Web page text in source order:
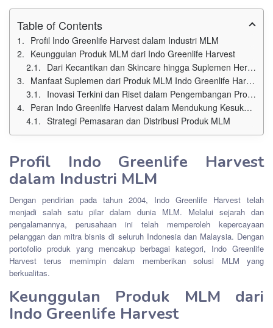
Table of Contents
Profil Indo Greenlife Harvest dalam Industri MLM
Keunggulan Produk MLM dari Indo Greenlife Harvest
Dari Kecantikan dan Skincare hingga Suplemen Herbal: Ragam Produk Unggulan
Manfaat Suplemen dari Produk MLM Indo Greenlife Harvest
Inovasi Terkini dan Riset dalam Pengembangan Produk MLM
Peran Indo Greenlife Harvest dalam Mendukung Kesuksesan Mitra MLM
Strategi Pemasaran dan Distribusi Produk MLM
Profil Indo Greenlife Harvest
dalam Industri MLM
Dengan pendirian pada tahun 2004, Indo Greenlife Harvest telah
menjadi salah satu pilar dalam dunia MLM. Melalui sejarah dan
pengalamannya, perusahaan ini telah memperoleh kepercayaan
pelanggan dan mitra bisnis di seluruh Indonesia dan Malaysia. Dengan
portofolio produk yang mencakup berbagai kategori, Indo Greenlife
Harvest terus memimpin dalam memberikan solusi MLM yang
berkualitas.
Keunggulan Produk MLM dari
Indo Greenlife Harvest